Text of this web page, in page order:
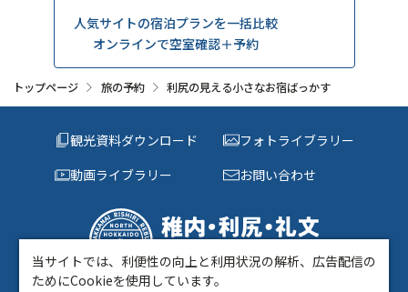
トップページ 旅の予約 利尻の見える小さなお宿ばっかす
人気サイトの宿泊プランを一括比較
オンラインで空室確認＋予約
観光資料ダウンロード
フォトライブラリー
動画ライブラリー
お問い合わせ
〒097-0022 稚内市中央3丁目6－1 キタカラ1階
当サイトでは、利便性の向上と利用状況の解析、広告配信の
ためにCookieを使用しています。